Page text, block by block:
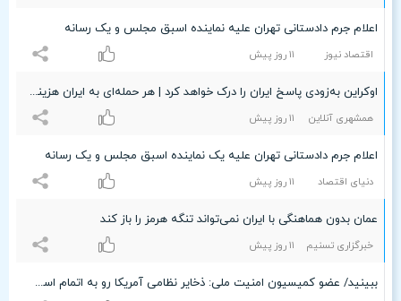
اعلام جرم دادستانی تهران علیه نماینده اسبق مجلس و یک رسانه
اقتصاد نیوز ۱۱ روز پیش
اوکراین به‌زودی پاسخ ایران را درک خواهد کرد | هر حمله‌ای به ایران هزینه دارد
همشهری آنلاین ۱۱ روز پیش
اعلام جرم دادستانی تهران علیه یک نماینده اسبق مجلس و یک رسانه
دنیای اقتصاد ۱۱ روز پیش
عمان بدون هماهنگی با ایران نمی‌تواند تنگه هرمز را باز کند
خبرگزاری تسنیم ۱۱ روز پیش
ببینید/ عضو کمیسیون امنیت ملی: ذخایر نظامی آمریکا رو به اتمام است در حالی که جوانان ایرانی زیر درخت موشک تولید می‌کنند!